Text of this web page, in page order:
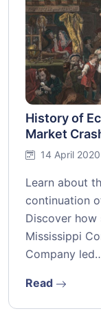
History of
Market
14 April 2020
Learn about
continuation
Discover how
Mississippi
Company
Read